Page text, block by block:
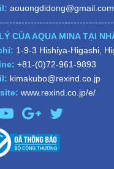
aouongdidong@gmail.com
CỦA AQUA MINA TẠI
1-9-3 Hishiya-Higashi,
+81-(0)72-961-9893
kimakubo@rexind.co.jp
www.rexind.co.jp/e/